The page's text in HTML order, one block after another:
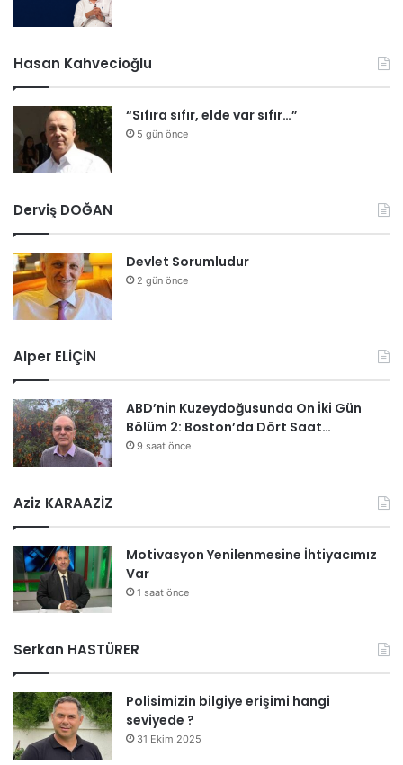
Hasan Kahvecioğlu
“Sıfıra sıfır, elde var sıfır…”
5 gün önce
Derviş DOĞAN
Devlet Sorumludur
2 gün önce
Alper ELİÇİN
ABD’nin Kuzeydoğusunda On İki Gün
Bölüm 2: Boston’da Dört Saat…
9 saat önce
Aziz KARAAZİZ
Motivasyon Yenilenmesine İhtiyacımız
Var
1 saat önce
Serkan HASTÜRER
Polisimizin bilgiye erişimi hangi
seviyede ?
31 Ekim 2025